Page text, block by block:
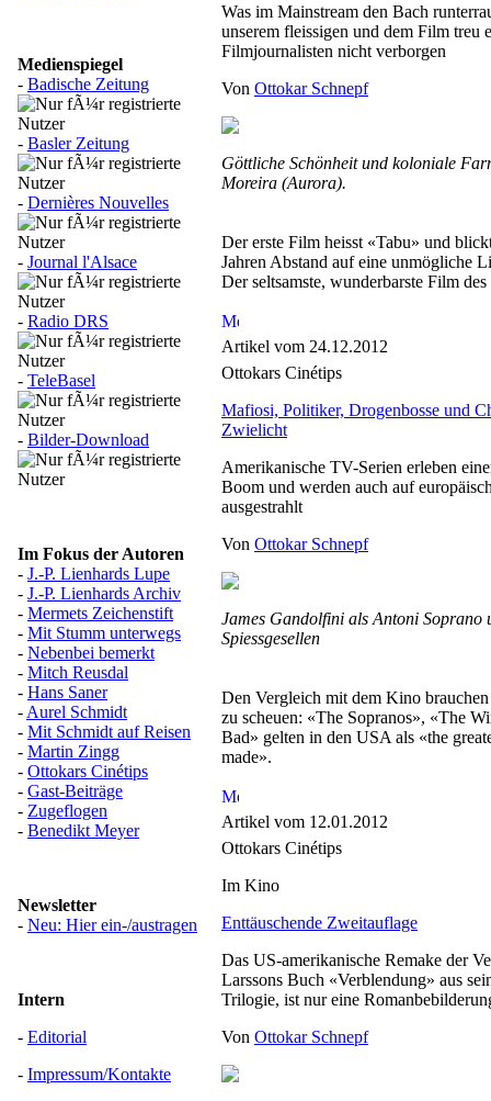
Medienspiegel
- Badische Zeitung
- Basler Zeitung
- Dernières Nouvelles
- Journal l'Alsace
- Radio DRS
- TeleBasel
- Bilder-Download
Im Fokus der Autoren
- J.-P. Lienhards Lupe
- J.-P. Lienhards Archiv
- Mermets Zeichenstift
- Mit Stumm unterwegs
- Nebenbei bemerkt
- Mitch Reusdal
- Hans Saner
- Aurel Schmidt
- Mit Schmidt auf Reisen
- Martin Zingg
- Ottokars Cinétips
- Gast-Beiträge
- Zugeflogen
- Benedikt Meyer
Newsletter
- Neu: Hier ein-/austragen
Intern
- Editorial
- Impressum/Kontakte
Was im Mainstream den Bach
unserem fleissigen und dem Film treu
Filmjournalisten nicht verborgen
Von Ottokar Schnepf
Göttliche Schönheit und koloniale
Moreira (Aurora).
Der erste Film heisst «Tabu» und
Jahren Abstand auf eine unmögliche
Der seltsamste, wunderbarste Film des
Artikel vom 24.12.2012
Ottokars Cinétips
Mafiosi, Politiker, Drogenbosse und
Zwielicht
Amerikanische TV-Serien erleben
Boom und werden auch auf
ausgestrahlt
Von Ottokar Schnepf
James Gandolfini als Antoni Soprano
Spiessgesellen
Den Vergleich mit dem Kino
zu scheuen: «The Sopranos», «The
Bad» gelten in den USA als «the
made».
Artikel vom 12.01.2012
Ottokars Cinétips
Im Kino
Enttäuschende Zweitauflage
Das US-amerikanische Remake der
Larssons Buch «Verblendung» aus
Trilogie, ist nur eine
Von Ottokar Schnepf